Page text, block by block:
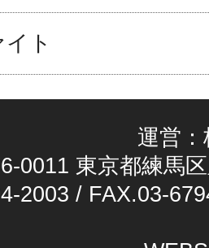
ト
運営
0011 東京都練馬
2003 / FAX.03-